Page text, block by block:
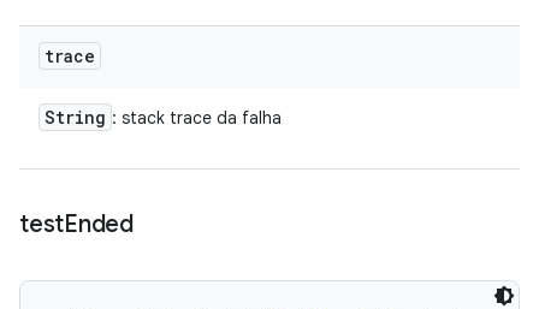
trace
String : stack trace da falha
testEnded